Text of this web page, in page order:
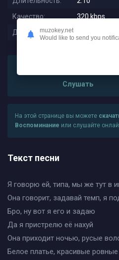
Качество:
320 kbps
Дата релиза:
Слушать
На этой странице вы можете
Воспоминание или слушайте
Текст песни
Я говорю ей, типа, мы же тут в
Она говорит, задавай темп, я
Бро, ну вот я его и задаю
Да я пристрелю её нахуй
Она приходит ночью, русые
Белое платье, красивые
muzokey.net
Would like to send you